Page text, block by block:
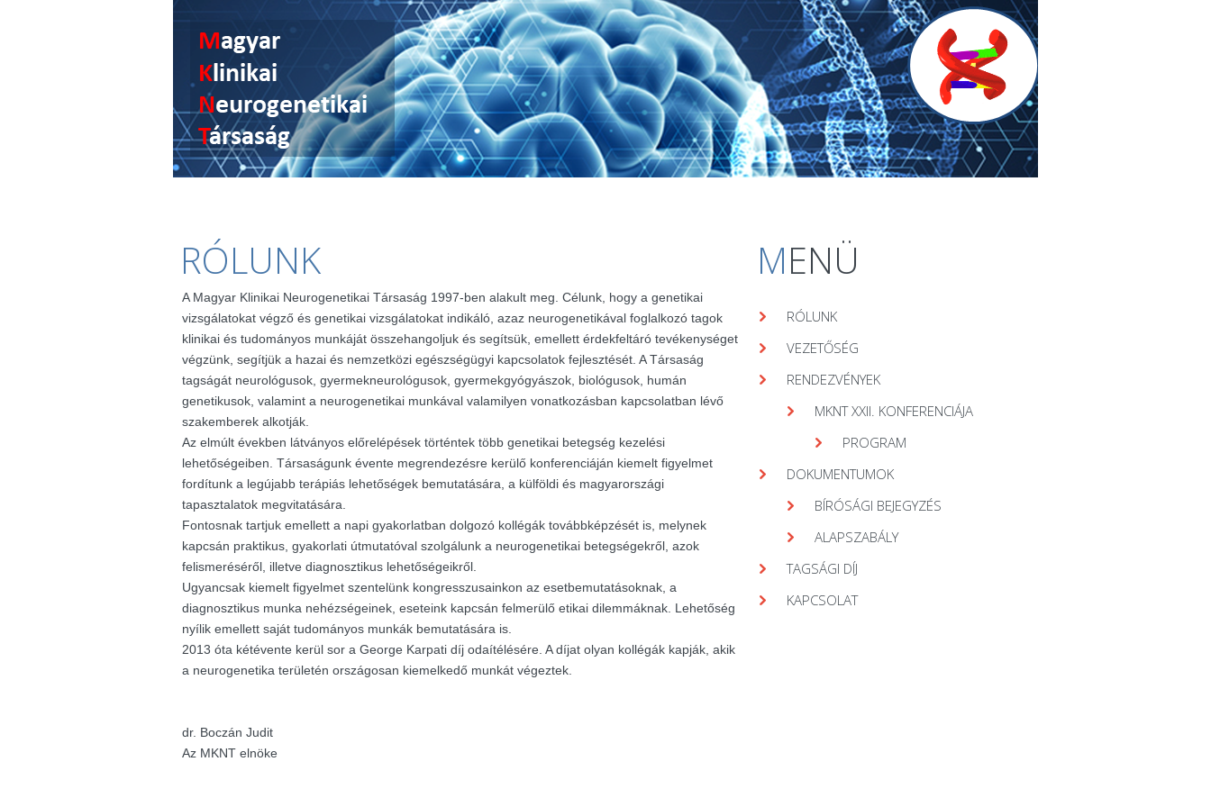
RÓLUNK
A Magyar Klinikai Neurogenetikai Társaság 1997-ben alakult meg. Célunk, hogy a genetikai
vizsgálatokat végző és genetikai vizsgálatokat indikáló, azaz neurogenetikával foglalkozó tagok
klinikai és tudományos munkáját összehangoljuk és segítsük, emellett érdekfeltáró tevékenységet
végzünk, segítjük a hazai és nemzetközi egészségügyi kapcsolatok fejlesztését. A Társaság
tagságát neurológusok, gyermekneurológusok, gyermekgyógyászok, biológusok, humán
genetikusok, valamint a neurogenetikai munkával valamilyen vonatkozásban kapcsolatban lévő
szakemberek alkotják.
Az elmúlt években látványos előrelépések történtek több genetikai betegség kezelési
lehetőségeiben. Társaságunk évente megrendezésre kerülő konferenciáján kiemelt figyelmet
fordítunk a legújabb terápiás lehetőségek bemutatására, a külföldi és magyarországi
tapasztalatok megvitatására.
Fontosnak tartjuk emellett a napi gyakorlatban dolgozó kollégák továbbképzését is, melynek
kapcsán praktikus, gyakorlati útmutatóval szolgálunk a neurogenetikai betegségekről, azok
felismeréséről, illetve diagnosztikus lehetőségeikről.
Ugyancsak kiemelt figyelmet szentelünk kongresszusainkon az esetbemutatásoknak, a
diagnosztikus munka nehézségeinek, eseteink kapcsán felmerülő etikai dilemmáknak. Lehetőség
nyílik emellett saját tudományos munkák bemutatására is.
2013 óta kétévente kerül sor a George Karpati díj odaítélésére. A díjat olyan kollégák kapják, akik
a neurogenetika területén országosan kiemelkedő munkát végeztek.
dr. Boczán Judit
Az MKNT elnöke
MENÜ
RÓLUNK
VEZETŐSÉG
RENDEZVÉNYEK
MKNT XXII. KONFERENCIÁJA
PROGRAM
DOKUMENTUMOK
BÍRÓSÁGI BEJEGYZÉS
ALAPSZABÁLY
TAGSÁGI DÍJ
KAPCSOLAT